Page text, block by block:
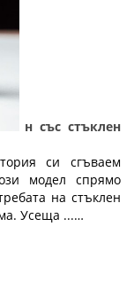
със стъклен
си сгъваем
модел спрямо
на стъклен
Усеща ...…